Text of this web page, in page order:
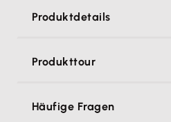
Produktdetails
Produkttour
Häufige Fragen